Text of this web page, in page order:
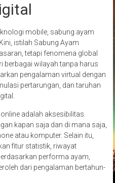
mobile, sabung ayam
istilah Sabung Ayam
tetapi fenomena global
berbagai wilayah tanpa harus
pengalaman virtual dengan
pertarungan, dan taruhan
adalah aksesibilitas.
kapan saja dan di mana saja,
atau komputer. Selain itu,
fitur statistik, riwayat
performa ayam,
dari pengalaman bertahun-